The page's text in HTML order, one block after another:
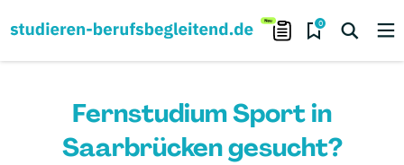
0
Fernstudium Sport in
Saarbrücken gesucht?